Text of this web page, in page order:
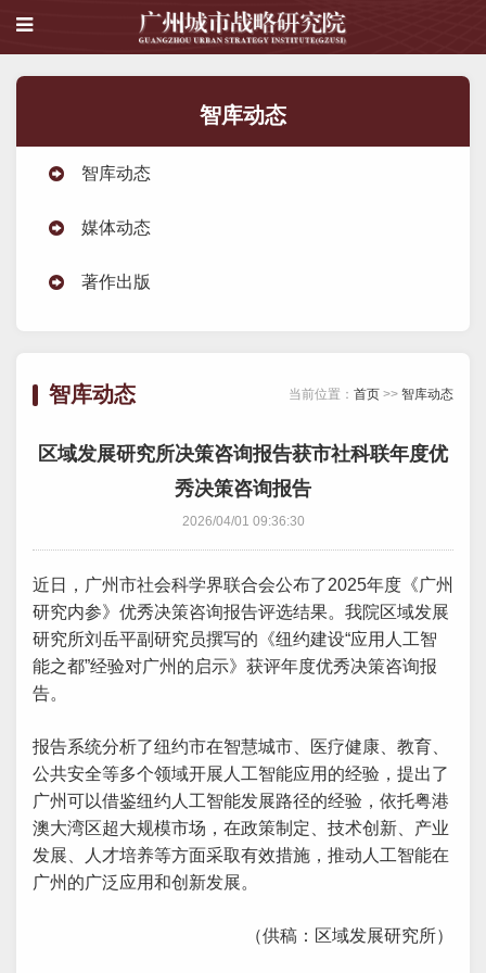
智库动态
智库动态
媒体动态
著作出版
智库动态 当前位置： 首页 >> 智库动态
区域发展研究所决策咨询报告获市社科联年度优
秀决策咨询报告
2026/04/01 09:36:30
近日，广州市社会科学界联合会公布了2025年度《广州
研究内参》优秀决策咨询报告评选结果。我院区域发展
研究所刘岳平副研究员撰写的《纽约建设“应用人工智
能之都”经验对广州的启示》获评年度优秀决策咨询报
告。
报告系统分析了纽约市在智慧城市、医疗健康、教育、
公共安全等多个领域开展人工智能应用的经验，提出了
广州可以借鉴纽约人工智能发展路径的经验，依托粤港
澳大湾区超大规模市场，在政策制定、技术创新、产业
发展、人才培养等方面采取有效措施，推动人工智能在
广州的广泛应用和创新发展。
（供稿：区域发展研究所）